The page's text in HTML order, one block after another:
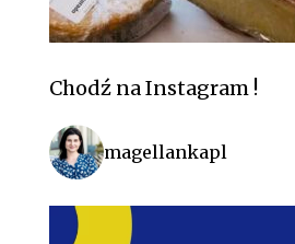
Chodź na Instagram !
magellankapl